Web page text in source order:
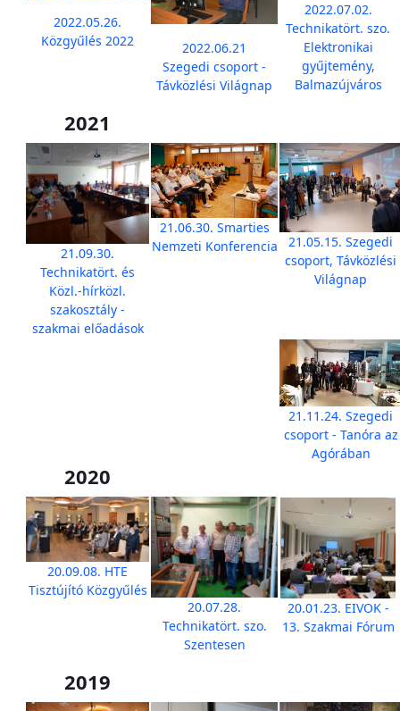
2022.05.26.
Közgyűlés 2022
2022.06.21
Szegedi csoport -
Távközlési Világnap
2022.07.02.
Technikatört. szo.
Elektronikai
gyűjtemény,
Balmazújváros
2021
21.09.30.
Technikatört. és
Közl.-hírközl.
szakosztály -
szakmai előadások
21.06.30. Smarties
Nemzeti Konferencia
21.05.15. Szegedi
csoport, Távközlési
Világnap
21.11.24. Szegedi
csoport - Tanóra az
Agórában
2020
20.09.08. HTE
Tisztújító Közgyűlés
20.07.28.
Technikatört. szo.
Szentesen
20.01.23. EIVOK -
13. Szakmai Fórum
2019